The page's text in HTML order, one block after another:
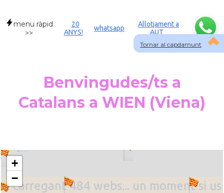
Tornar al capdamunt
menu ràpid
>>
20
ANYS!
whatsapp
Allotjament a
AUT
Benvingudes/ts a
Catalans a WIEN (Viena)
... carregant 484 webs... un moment si us
+
−